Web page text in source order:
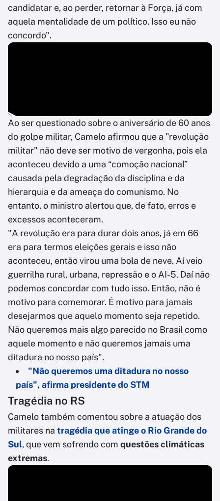
candidatar e, ao perder, retornar à Força, já com
aquela mentalidade de um político. Isso eu não
concordo".
Ao ser questionado sobre o aniversário de 60 anos
do golpe militar, Camelo afirmou que a "revolução
militar" não deve ser motivo de vergonha, pois ela
aconteceu devido a uma “comoção nacional”
causada pela degradação da disciplina e da
hierarquia e da ameaça do comunismo. No
entanto, o ministro alertou que, de fato, erros e
excessos aconteceram.
"A revolução era para durar dois anos, já em 66
era para termos eleições gerais e isso não
aconteceu, então virou uma bola de neve. Aí veio
guerrilha rural, urbana, repressão e o AI-5. Daí não
podemos concordar com tudo isso. Então, não é
motivo para comemorar. É motivo para jamais
desejarmos que aquelo momento seja repetido.
Não queremos mais algo parecido no Brasil como
aquele momento e não queremos jamais uma
ditadura no nosso país".
"Não queremos uma ditadura no nosso
país", afirma presidente do STM
Tragédia no RS
Camelo também comentou sobre a atuação dos
militares na tragédia que atinge o Rio Grande do
Sul, que vem sofrendo com questões climáticas
extremas.